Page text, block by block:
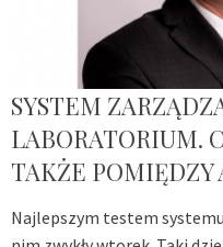
SYSTEM
LABORATORIUM.
TAKŻE POMIĘDZY
Najlepszym testem